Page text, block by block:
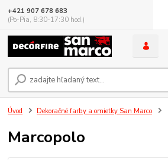
+421 907 678 683
(Po-Pia, 8:30-17:30 hod.)
Úvod Dekoračné farby a omietky San Marco
Marcopolo